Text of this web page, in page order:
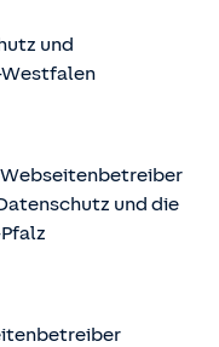
und
Webseitenbetreiber
und die